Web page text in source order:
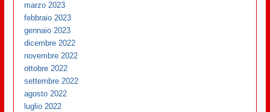
marzo 2023
febbraio 2023
gennaio 2023
dicembre 2022
novembre 2022
ottobre 2022
settembre 2022
agosto 2022
luglio 2022